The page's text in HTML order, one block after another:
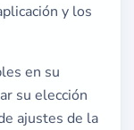
y los
en su
su elección
ajustes de la